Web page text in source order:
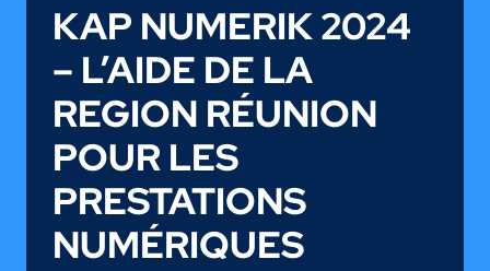
KAP NUMERIK 2024
– L’AIDE DE LA
REGION RÉUNION
POUR LES
PRESTATIONS
NUMÉRIQUES